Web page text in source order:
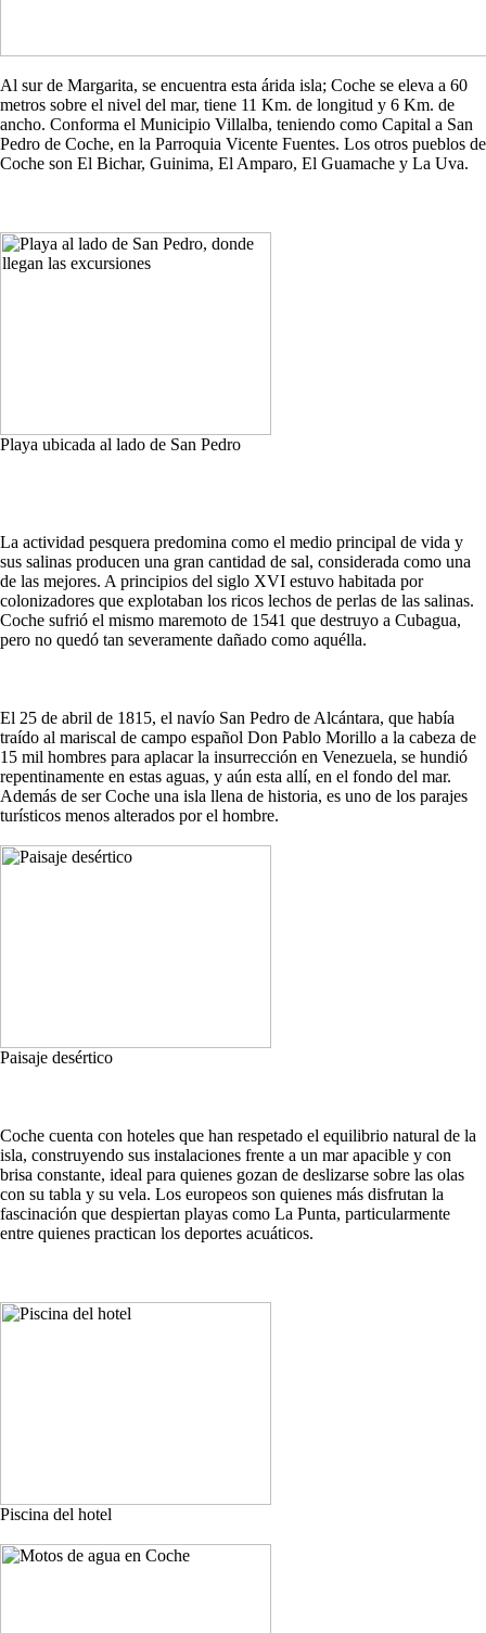
Al sur de Margarita, se encuentra esta árida isla; Coche se eleva a 60
metros sobre el nivel del mar, tiene 11 Km. de longitud y 6 Km. de
ancho. Conforma el Municipio Villalba, teniendo como Capital a San
Pedro de Coche, en la Parroquia Vicente Fuentes. Los otros pueblos de
Coche son El Bichar, Guinima, El Amparo, El Guamache y La Uva.
Playa ubicada al lado de San Pedro
La actividad pesquera predomina como el medio principal de vida y
sus salinas producen una gran cantidad de sal, considerada como una
de las mejores. A principios del siglo XVI estuvo habitada por
colonizadores que explotaban los ricos lechos de perlas de las salinas.
Coche sufrió el mismo maremoto de 1541 que destruyo a Cubagua,
pero no quedó tan severamente dañado como aquélla.
El 25 de abril de 1815, el navío San Pedro de Alcántara, que había
traído al mariscal de campo español Don Pablo Morillo a la cabeza de
15 mil hombres para aplacar la insurrección en Venezuela, se hundió
repentinamente en estas aguas, y aún esta allí, en el fondo del mar.
Además de ser Coche una isla llena de historia, es uno de los parajes
turísticos menos alterados por el hombre.
Paisaje desértico
Coche cuenta con hoteles que han respetado el equilibrio natural de la
isla, construyendo sus instalaciones frente a un mar apacible y con
brisa constante, ideal para quienes gozan de deslizarse sobre las olas
con su tabla y su vela. Los europeos son quienes más disfrutan la
fascinación que despiertan playas como La Punta, particularmente
entre quienes practican los deportes acuáticos.
Piscina del hotel